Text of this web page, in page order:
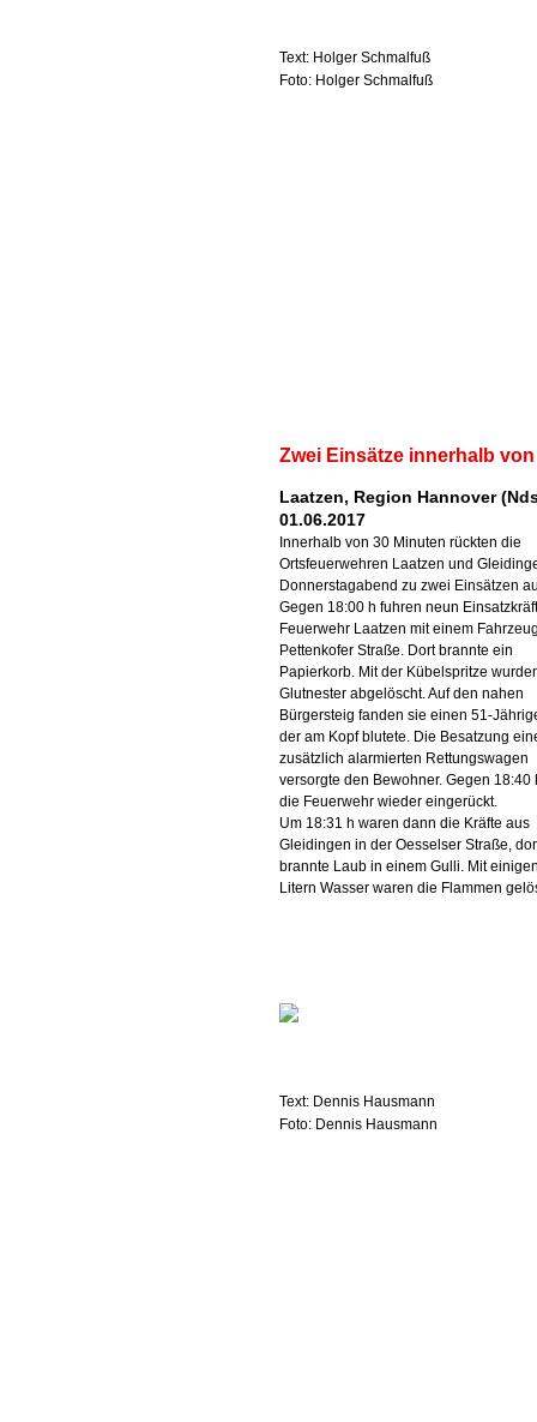
Text: Holger Schmalfuß
Foto: Holger Schmalfuß
Zwei Einsätze innerhalb
Laatzen, Region Hannover
01.06.2017
Innerhalb von 30 Minuten rückten die
Ortsfeuerwehren Laatzen und
Donnerstagabend zu zwei Einsätzen
Gegen 18:00 h fuhren neun
Feuerwehr Laatzen mit einem
Pettenkofer Straße. Dort brannte ein
Papierkorb. Mit der Kübelspritze
Glutnester abgelöscht. Auf den nahen
Bürgersteig fanden sie einen 51-
der am Kopf blutete. Die Besatzung
zusätzlich alarmierten Rettungswagen
versorgte den Bewohner. Gegen 18:40
die Feuerwehr wieder eingerückt.
Um 18:31 h waren dann die Kräfte aus
Gleidingen in der Oesselser Straße,
brannte Laub in einem Gulli. Mit
Litern Wasser waren die Flammen
Text: Dennis Hausmann
Foto: Dennis Hausmann